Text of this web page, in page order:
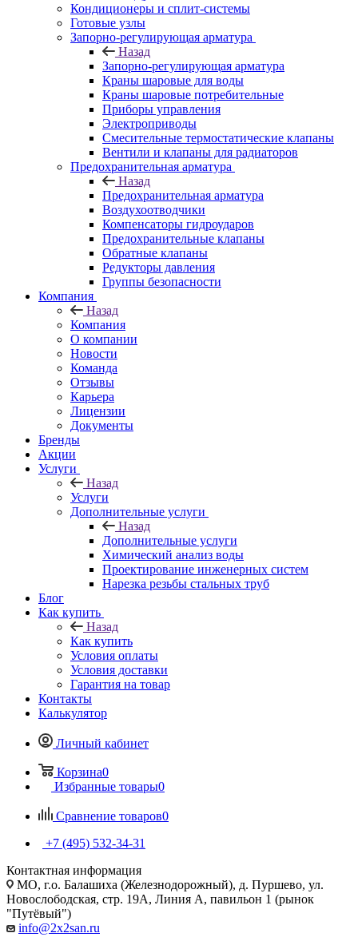
Кондиционеры и сплит-системы
Готовые узлы
Запорно-регулирующая арматура
Назад
Запорно-регулирующая арматура
Краны шаровые для воды
Краны шаровые потребительные
Приборы управления
Электроприводы
Смесительные термостатические клапаны
Вентили и клапаны для радиаторов
Предохранительная арматура
Назад
Предохранительная арматура
Воздухоотводчики
Компенсаторы гидроударов
Предохранительные клапаны
Обратные клапаны
Редукторы давления
Группы безопасности
Компания
Назад
Компания
О компании
Новости
Команда
Отзывы
Карьера
Лицензии
Документы
Бренды
Акции
Услуги
Назад
Услуги
Дополнительные услуги
Назад
Дополнительные услуги
Химический анализ воды
Проектирование инженерных систем
Нарезка резьбы стальных труб
Блог
Как купить
Назад
Как купить
Условия оплаты
Условия доставки
Гарантия на товар
Контакты
Калькулятор
Личный кабинет
Корзина0
Избранные товары0
Сравнение товаров0
+7 (495) 532‑34‑31
Контактная информация
МО, г.о. Балашиха (Железнодорожный), д. Пуршево, ул.
Новослободская, стр. 19А, Линия А, павильон 1 (рынок
"Путёвый")
info@2x2san.ru